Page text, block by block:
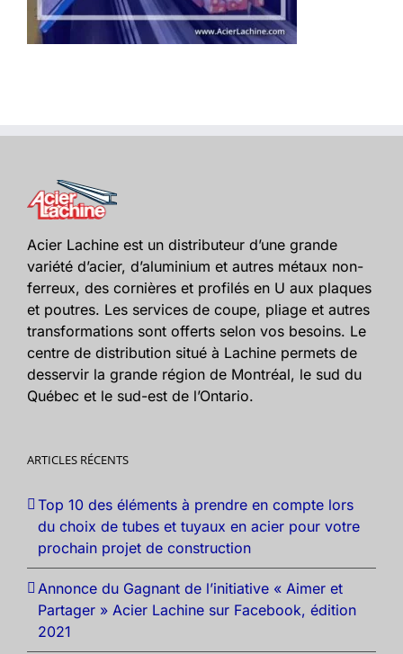
Acier Lachine est un distributeur d’une grande
variété d’acier, d’aluminium et autres métaux non-
ferreux, des cornières et profilés en U aux plaques
et poutres. Les services de coupe, pliage et autres
transformations sont offerts selon vos besoins. Le
centre de distribution situé à Lachine permets de
desservir la grande région de Montréal, le sud du
Québec et le sud-est de l’Ontario.
ARTICLES RÉCENTS
Top 10 des éléments à prendre en compte lors
du choix de tubes et tuyaux en acier pour votre
prochain projet de construction
Annonce du Gagnant de l’initiative « Aimer et
Partager » Acier Lachine sur Facebook, édition
2021